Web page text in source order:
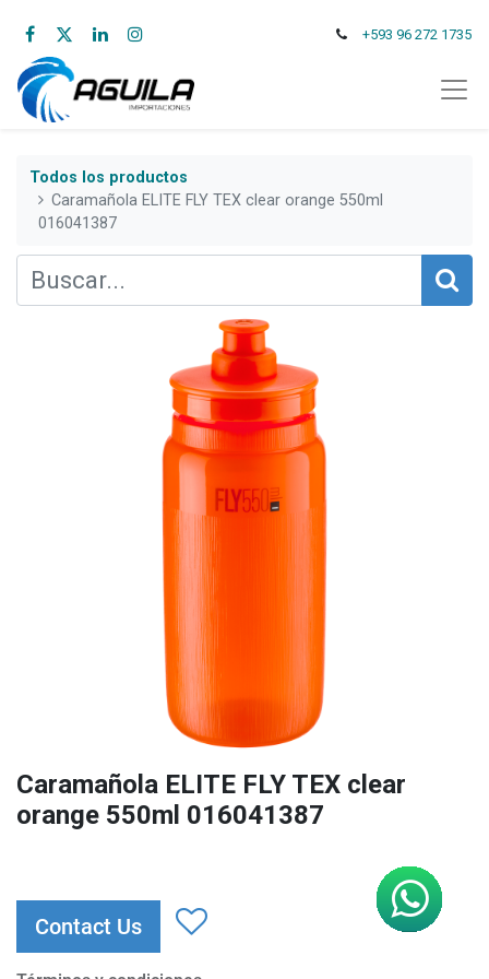
+593 96 272 1735
Todos los productos
Caramañola ELITE FLY TEX clear orange 550ml
016041387
Caramañola ELITE FLY TEX clear
orange 550ml 016041387
Contact Us